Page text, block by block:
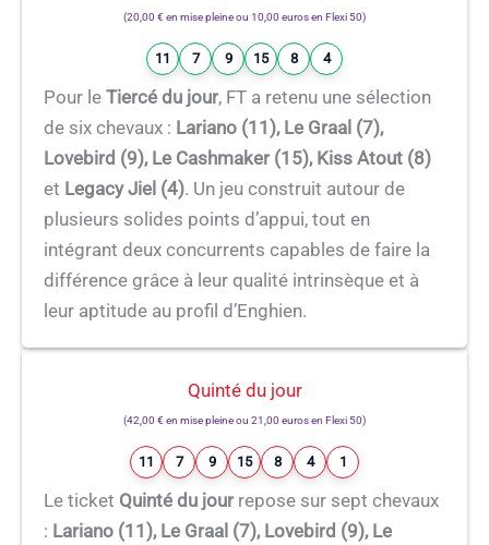
(20,00 € en mise pleine ou 10,00 euros en Flexi 50)
11 7 9 15 8 4
Pour le Tiercé du jour, FT a retenu une sélection
de six chevaux : Lariano (11), Le Graal (7),
Lovebird (9), Le Cashmaker (15), Kiss Atout (8)
et Legacy Jiel (4). Un jeu construit autour de
plusieurs solides points d’appui, tout en
intégrant deux concurrents capables de faire la
différence grâce à leur qualité intrinsèque et à
leur aptitude au profil d’Enghien.
Quinté du jour
(42,00 € en mise pleine ou 21,00 euros en Flexi 50)
11 7 9 15 8 4 1
Le ticket Quinté du jourrepose sur sept chevaux
: Lariano (11), Le Graal (7), Lovebird (9), Le